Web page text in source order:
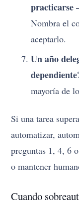
practicarse
Nombra el
aceptarlo.
Un año
mayoría de
Si una tarea
automatizar,
preguntas 1, 4, 6
o mantener
Cuando